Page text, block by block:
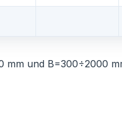
mm und B=300÷2000